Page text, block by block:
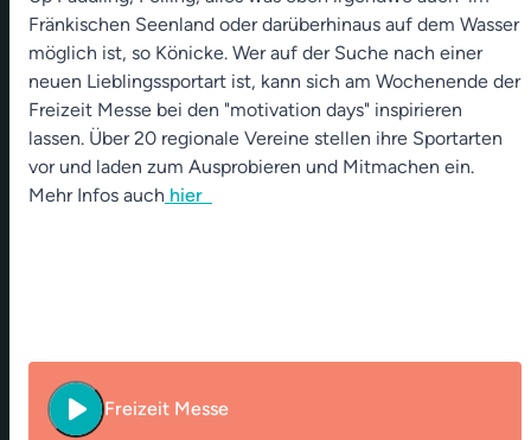
Fränkischen Seenland oder darüberhinaus auf dem Wasser
möglich ist, so Könicke. Wer auf der Suche nach einer
neuen Lieblingssportart ist, kann sich am Wochenende der
Freizeit Messe bei den "motivation days" inspirieren
lassen. Über 20 regionale Vereine stellen ihre Sportarten
vor und laden zum Ausprobieren und Mitmachen ein.
Mehr Infos auch hier
play_arrow Freizeit Messe